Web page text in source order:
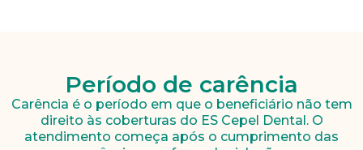
Período de carência
Carência é o período em que o beneficiário não tem
direito às coberturas do ES Cepel Dental. O
atendimento começa após o cumprimento das
Endereço